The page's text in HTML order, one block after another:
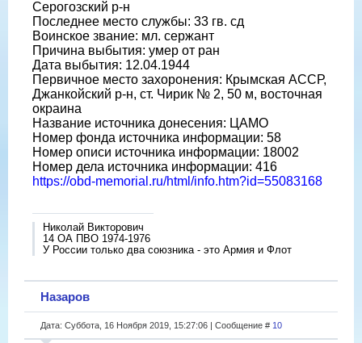
Серогозский р-н
Последнее место службы: 33 гв. сд
Воинское звание: мл. сержант
Причина выбытия: умер от ран
Дата выбытия: 12.04.1944
Первичное место захоронения: Крымская АССР,
Джанкойский р-н, ст. Чирик № 2, 50 м, восточная
окраина
Название источника донесения: ЦАМО
Номер фонда источника информации: 58
Номер описи источника информации: 18002
Номер дела источника информации: 416
https://obd-memorial.ru/html/info.htm?id=55083168
Николай Викторович
14 ОА ПВО 1974-1976
У России только два союзника - это Армия и Флот
Назаров
Дата: Суббота, 16 Ноября 2019, 15:27:06 | Сообщение # 10